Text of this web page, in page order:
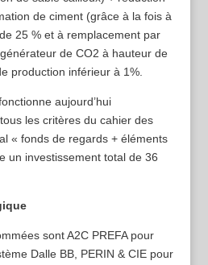
de ciment (grâce à la fois à
25 % et à remplacement par
de CO2 à hauteur de
production inférieur à 1%.
aujourd’hui
les critères du cahier des
« fonds de regards + éléments
un investissement total de 36
sont A2C PREFA pour
Dalle BB, PERIN & CIE pour